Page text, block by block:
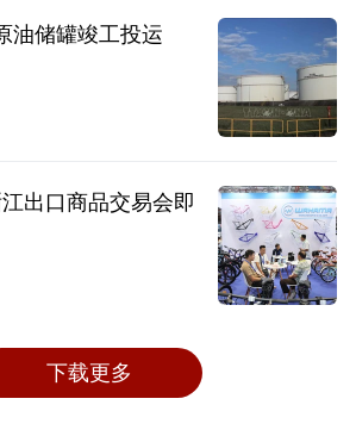
油储罐竣工投运
出口商品交易会即
下载更多